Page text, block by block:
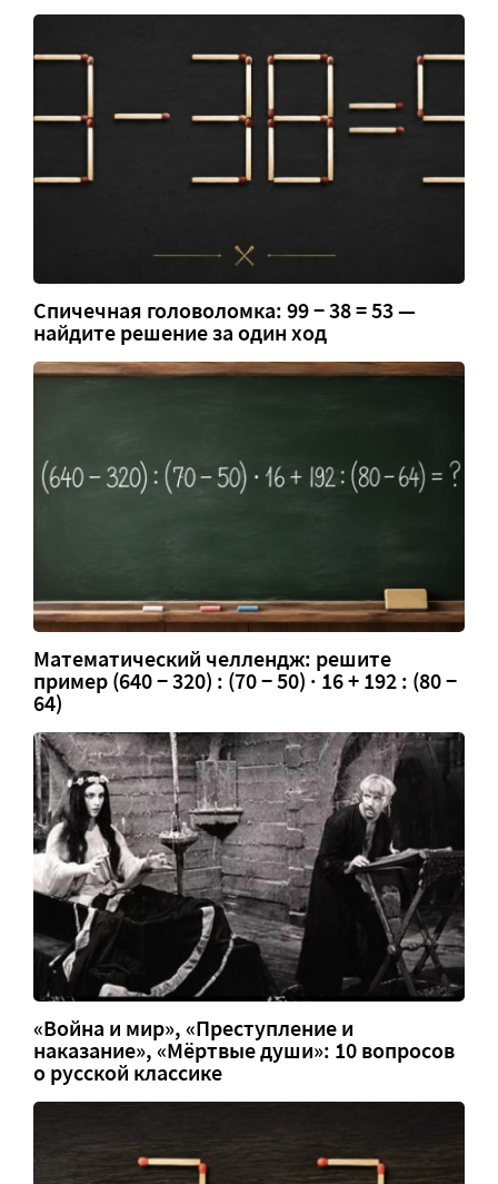
Спичечная головоломка: 99 − 38 = 53 —
найдите решение за один ход
Математический челлендж: решите
пример (640 − 320) : (70 − 50) · 16 + 192 : (80 −
64)
«Война и мир», «Преступление и
наказание», «Мёртвые души»: 10 вопросов
о русской классике